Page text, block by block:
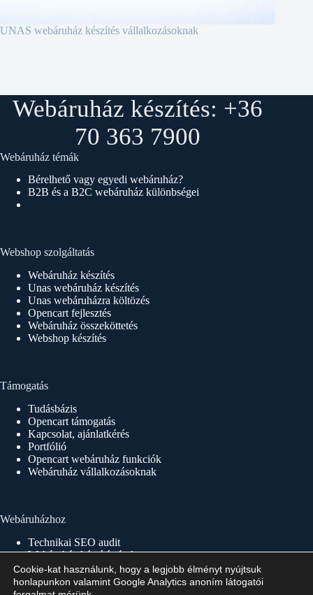
UNAS webáruház készítés vállalkozásoknak
Webáruház készítés: +36
70 363 7900
Webáruház témák
Bérelhető vagy egyedi webáruház?
B2B és a B2C webáruház különbségei
Webshop szolgáltatás
Webáruház készítés
Unas webáruház készítés
Unas webáruházra költözés
Opencart fejlesztés
Webáruház összeköttetés
Webshop készítés
Támogatás
Tudásbázis
Opencart támogatás
Kapcsolat, ajánlatkérés
Portfólió
Opencart webáruház funkciók
Webáruház vállalkozásoknak
Webáruházhoz
Technikai SEO audit
Webáruház készítés árak
Webáruház készítés 1×1
Webáruház készítés menete
Webáruház indítás, üzemeltetés
Cookie-kat használunk, hogy a legjobb élményt nyújtsuk
honlapunkon valamint Google Analytics anoním látogatói